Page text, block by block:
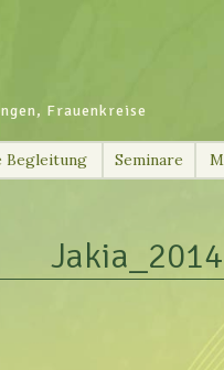
Frauenkreise
Begleitung Seminare